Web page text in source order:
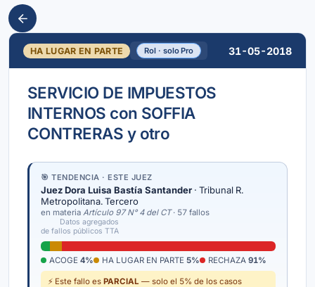
HA LUGAR EN PARTE Rol · solo Pro 31-05-2018
SERVICIO DE IMPUESTOS
INTERNOS con SOFFIA
CONTRERAS y otro
🎯 TENDENCIA · ESTE JUEZ
Juez Dora Luisa Bastía Santander · Tribunal R.
Metropolitana. Tercero
en materia Artículo 97 N° 4 del CT· 57 fallos
Datos agregados
de fallos públicos TTA
ACOGE 4% HA LUGAR EN PARTE 5% RECHAZA 91%
⚡ Este fallo es PARCIAL — solo el 5% de los casos